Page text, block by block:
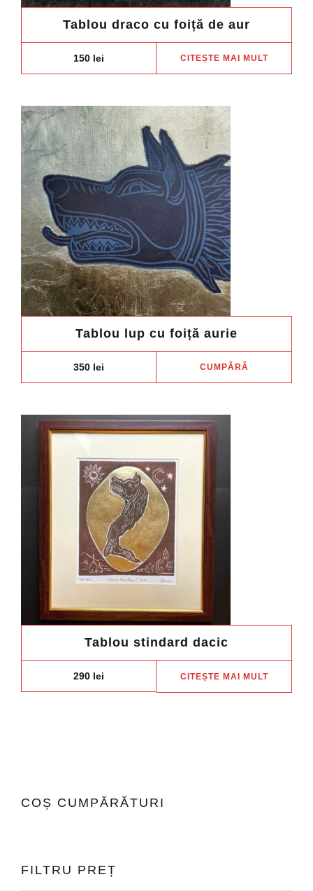
Tablou draco cu foiță de aur
150 lei CITEȘTE MAI MULT
Tablou lup cu foiță aurie
350 lei CUMPĂRĂ
Tablou stindard dacic
290 lei CITEȘTE MAI MULT
COȘ CUMPĂRĂTURI
FILTRU PREȚ